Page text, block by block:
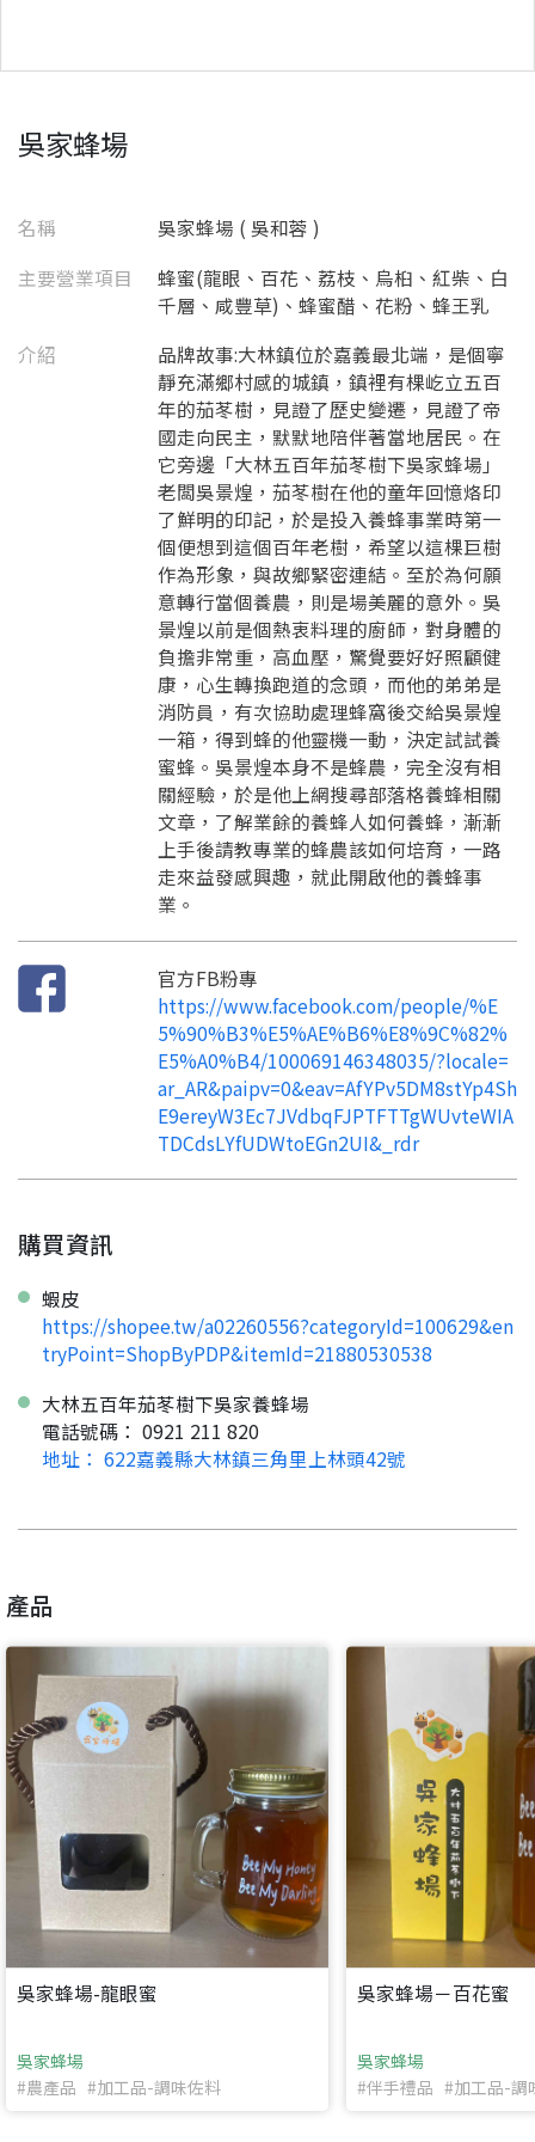
吳家蜂場
名稱
吳家蜂場 ( 吳和蓉 )
主要營業項目
蜂蜜(龍眼、百花、荔枝、烏桕、紅柴、白
千層、咸豐草)、蜂蜜醋、花粉、蜂王乳
介紹
品牌故事:大林鎮位於嘉義最北端，是個寧
靜充滿鄉村感的城鎮，鎮裡有棵屹立五百
年的茄苳樹，見證了歷史變遷，見證了帝
國走向民主，默默地陪伴著當地居民。在
它旁邊「大林五百年茄苳樹下吳家蜂場」
老闆吳景煌，茄苳樹在他的童年回憶烙印
了鮮明的印記，於是投入養蜂事業時第一
個便想到這個百年老樹，希望以這棵巨樹
作為形象，與故鄉緊密連結。至於為何願
意轉行當個養農，則是場美麗的意外。吳
景煌以前是個熱衷料理的廚師，對身體的
負擔非常重，高血壓，驚覺要好好照顧健
康，心生轉換跑道的念頭，而他的弟弟是
消防員，有次協助處理蜂窩後交給吳景煌
一箱，得到蜂的他靈機一動，決定試試養
蜜蜂。吳景煌本身不是蜂農，完全沒有相
關經驗，於是他上網搜尋部落格養蜂相關
文章，了解業餘的養蜂人如何養蜂，漸漸
上手後請教專業的蜂農該如何培育，一路
走來益發感興趣，就此開啟他的養蜂事
業。
官方FB粉專
https://www.facebook.com/people/%E
5%90%B3%E5%AE%B6%E8%9C%82%
E5%A0%B4/100069146348035/?locale=
ar_AR&paipv=0&eav=AfYPv5DM8stYp4Sh
E9ereyW3Ec7JVdbqFJPTFTTgWUvteWIA
TDCdsLYfUDWtoEGn2UI&_rdr
購買資訊
蝦皮
https://shopee.tw/a02260556?categoryId=100629&en
tryPoint=ShopByPDP&itemId=21880530538
大林五百年茄苳樹下吳家養蜂場
電話號碼： 0921 211 820
地址： 622嘉義縣大林鎮三角里上林頭42號
產品
吳家蜂場-龍眼蜜
吳家蜂場
#農產品 #加工品-調味佐料
吳家蜂場－百花蜜
吳家蜂場
#伴手禮品 #加工品-調
要註冊嗎？
返回
點擊加入 LINE 好友
返回 繼續註冊
註冊完成
註冊完成了！
開始填寫申請資料吧~
返回首頁
要申請新產品嗎？
您的申請資料正在等候審查中，
要申請新產品嗎？
查看申請進度 申請新產品
返回首頁
要看申請秘笈嗎？
想知道怎麼做更容易通過審核嗎？
如果你已經準備好了，
點擊「直接申請」按鈕開始填寫申請表。
直接申請
返回首頁